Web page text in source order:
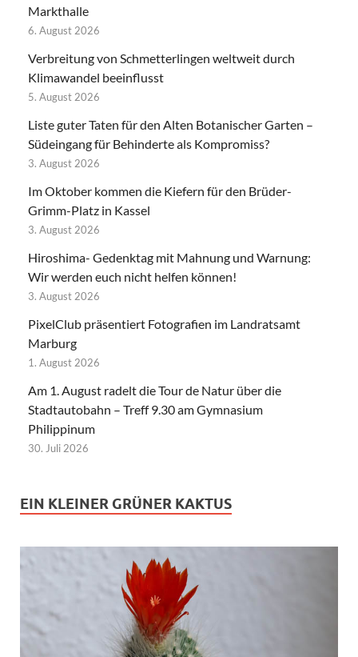
Markthalle
6. August 2026
Verbreitung von Schmetterlingen weltweit durch
Klimawandel beeinflusst
5. August 2026
Liste guter Taten für den Alten Botanischer Garten –
Südeingang für Behinderte als Kompromiss?
3. August 2026
Im Oktober kommen die Kiefern für den Brüder-
Grimm-Platz in Kassel
3. August 2026
Hiroshima- Gedenktag mit Mahnung und Warnung:
Wir werden euch nicht helfen können!
3. August 2026
PixelClub präsentiert Fotografien im Landratsamt
Marburg
1. August 2026
Am 1. August radelt die Tour de Natur über die
Stadtautobahn – Treff 9.30 am Gymnasium
Philippinum
30. Juli 2026
EIN KLEINER GRÜNER KAKTUS